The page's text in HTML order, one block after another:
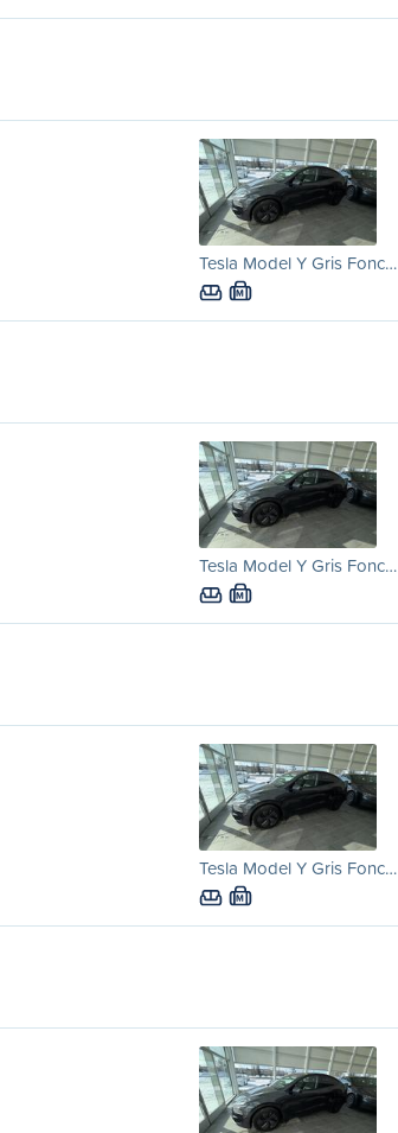
Tesla Model Y Gris Fonc…
M
Tesla Model Y Gris Fonc…
M
Tesla Model Y Gris Fonc…
M